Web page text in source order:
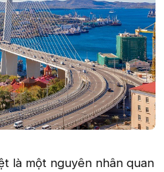
là một nguyên nhân quan